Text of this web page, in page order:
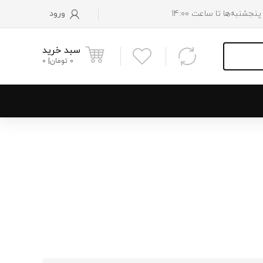
ورود
سبد خرید
0 تومان 0